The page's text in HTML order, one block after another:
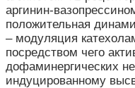
аргинин-
положительная
– модуляция
посредством чего
дофаминергических
индуцированному